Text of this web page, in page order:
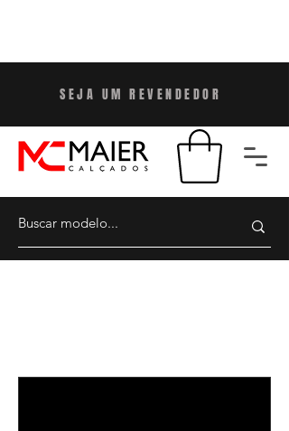
SEJA UM REVENDEDOR